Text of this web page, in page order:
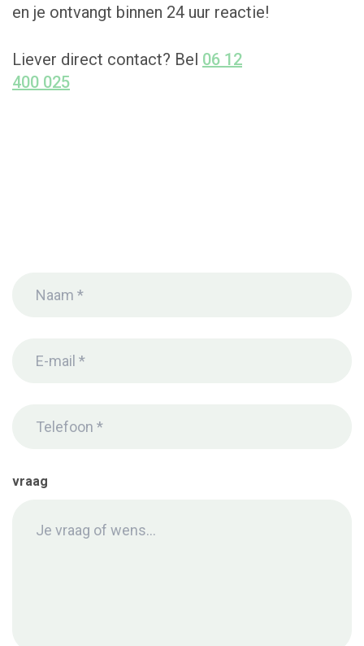
vraag
en je ontvangt binnen 24 uur reactie!
Liever direct contact? Bel 06 12
400 025